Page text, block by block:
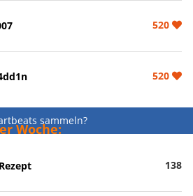
520
520
sammeln?
Woche:
138